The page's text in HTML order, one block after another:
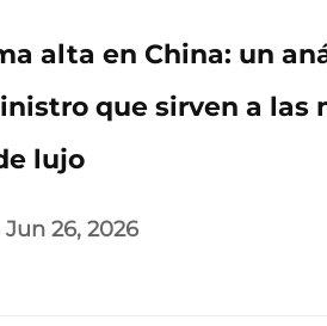
alta en China: un
que sirven a las
lujo
Jun 26, 2026